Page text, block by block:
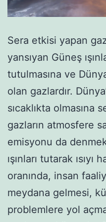
Sera etkisi yapan
yansıyan Güneş
tutulmasına ve
olan gazlardır.
sıcaklıkta olmasına
gazların atmosfere
emisyonu da
ışınları tutarak
oranında, insan
meydana gelmesi,
problemlere yol